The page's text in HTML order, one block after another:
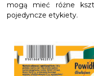
mogą mieć różne
pojedyncze etykiety.